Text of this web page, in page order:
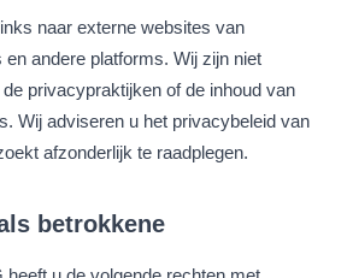
naar externe websites van
andere platforms. Wij zijn niet
privacypraktijken of de inhoud van
Wij adviseren u het privacybeleid van
afzonderlijk te raadplegen.
betrokkene